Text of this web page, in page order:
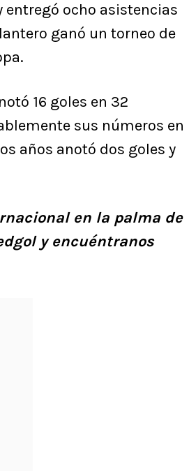
entregó ocho asistencias
ganó un torneo de
16 goles en 32
sus números en
años anotó dos goles y
en la palma de
y encuéntranos